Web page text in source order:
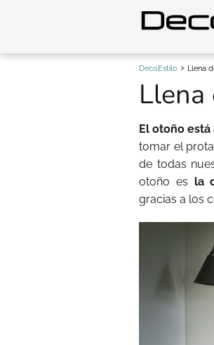
DecoEstilo Llena
Llena
El otoño
tomar el
de todas
otoño es la
gracias a los